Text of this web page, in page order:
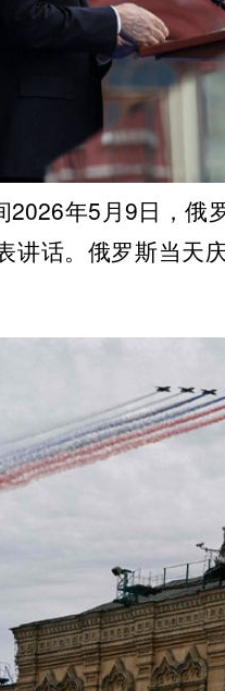
2026年5月9日，俄
讲话。俄罗斯当天